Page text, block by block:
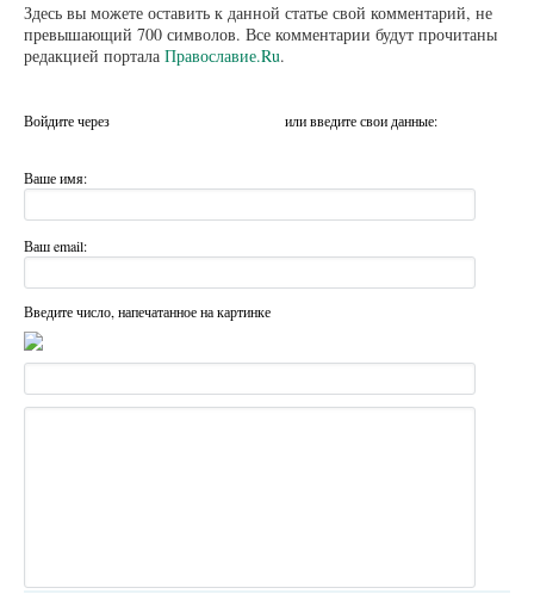
Здесь вы можете оставить к данной статье свой комментарий, не
превышающий 700 символов. Все комментарии будут прочитаны
редакцией портала Православие.Ru.
Войдите через или введите свои данные:
Ваше имя:
Ваш email:
Введите число, напечатанное на картинке